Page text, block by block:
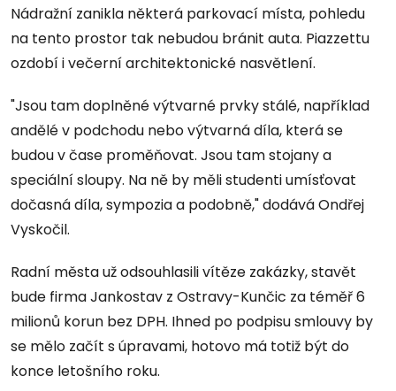
Nádražní zanikla některá parkovací místa, pohledu
na tento prostor tak nebudou bránit auta. Piazzettu
ozdobí i večerní architektonické nasvětlení.
"Jsou tam doplněné výtvarné prvky stálé, například
andělé v podchodu nebo výtvarná díla, která se
budou v čase proměňovat. Jsou tam stojany a
speciální sloupy. Na ně by měli studenti umísťovat
dočasná díla, sympozia a podobně," dodává Ondřej
Vyskočil.
Radní města už odsouhlasili vítěze zakázky, stavět
bude firma Jankostav z Ostravy-Kunčic za téměř 6
milionů korun bez DPH. Ihned po podpisu smlouvy by
se mělo začít s úpravami, hotovo má totiž být do
konce letošního roku.